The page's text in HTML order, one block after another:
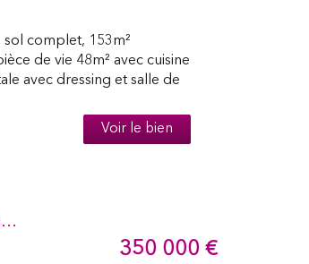
sol complet, 153m²
de vie 48m² avec cuisine
avec dressing et salle de
Voir le bien
350 000 €